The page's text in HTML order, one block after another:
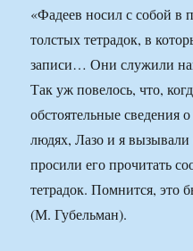
«Фадеев носил с собой в
толстых тетрадок, в
записи… Они служили
Так уж повелось, что,
обстоятельные сведения
людях, Лазо и я
просили его прочитать
тетрадок. Помнится, это
(М. Губельман).